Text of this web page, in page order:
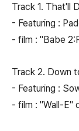
Track 1. That'll
- Featuring :
- film : "Babe
Track 2. Down
- Featuring :
- film : "Wall-E"